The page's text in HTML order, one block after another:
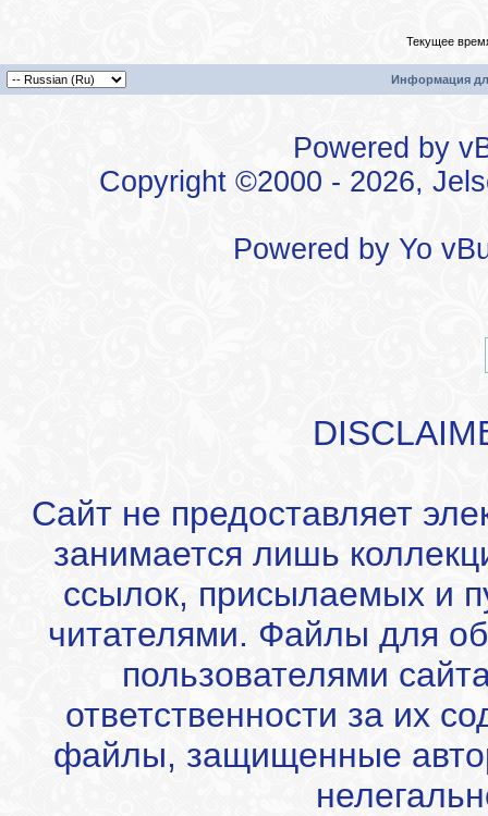
Текущее
Информация
Powered by
Copyright ©2000 - 2026,
Powered by Yo
Сайт не предоставляет
занимается лишь
ссылок, присылаемых и
читателями. Файлы для
пользователями
ответственности за их
файлы, защищенные